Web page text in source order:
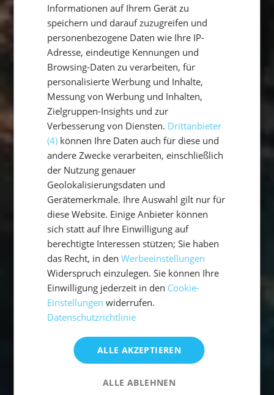
Informationen auf Ihrem Gerät zu
speichern und darauf zuzugreifen und
personenbezogene Daten wie Ihre IP-
Adresse, eindeutige Kennungen und
Browsing-Daten zu verarbeiten, für
personalisierte Werbung und Inhalte,
Messung von Werbung und Inhalten,
Zielgruppen-Insights und zur
Verbesserung von Diensten. Drittanbieter
(4) können Ihre Daten auch für diese und
andere Zwecke verarbeiten, einschließlich
der Nutzung genauer
Geolokalisierungsdaten und
Gerätemerkmale. Ihre Auswahl gilt nur für
diese Website. Einige Anbieter können
sich statt auf Ihre Einwilligung auf
berechtigte Interessen stützen; Sie haben
das Recht, in denWerbeeinstellungen
Widerspruch einzulegen. Sie können Ihre
Einwilligung jederzeit in den Cookie-
Einstellungen widerrufen.
Datenschutzrichtlinie
ALLE AKZEPTIEREN
ALLE ABLEHNEN